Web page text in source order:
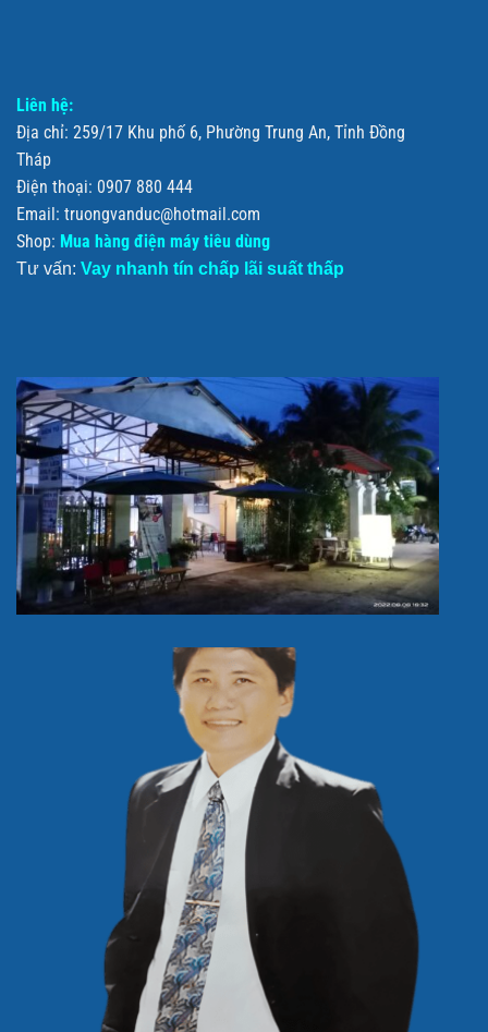
Liên hệ:
Địa chỉ: 259/17 Khu phố 6, Phường Trung An, Tỉnh Đồng
Tháp
Điện thoại: 0907 880 444
Email: truongvanduc@hotmail.com
Shop: Mua hàng điện máy tiêu dùng
Tư vấn: Vay nhanh tín chấp lãi suất thấp